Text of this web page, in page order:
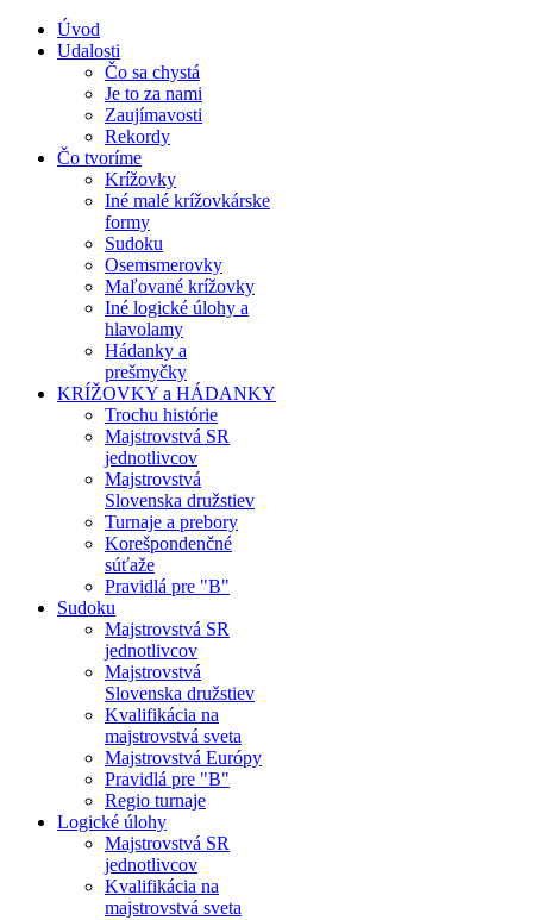
Úvod
Udalosti
Čo sa chystá
Je to za nami
Zaujímavosti
Rekordy
Čo tvoríme
Krížovky
Iné malé krížovkárske
formy
Sudoku
Osemsmerovky
Maľované krížovky
Iné logické úlohy a
hlavolamy
Hádanky a
prešmyčky
KRÍŽOVKY a HÁDANKY
Trochu histórie
Majstrovstvá SR
jednotlivcov
Majstrovstvá
Slovenska družstiev
Turnaje a prebory
Korešpondenčné
súťaže
Pravidlá pre "B"
Sudoku
Majstrovstvá SR
jednotlivcov
Majstrovstvá
Slovenska družstiev
Kvalifikácia na
majstrovstvá sveta
Majstrovstvá Európy
Pravidlá pre "B"
Regio turnaje
Logické úlohy
Majstrovstvá SR
jednotlivcov
Kvalifikácia na
majstrovstvá sveta